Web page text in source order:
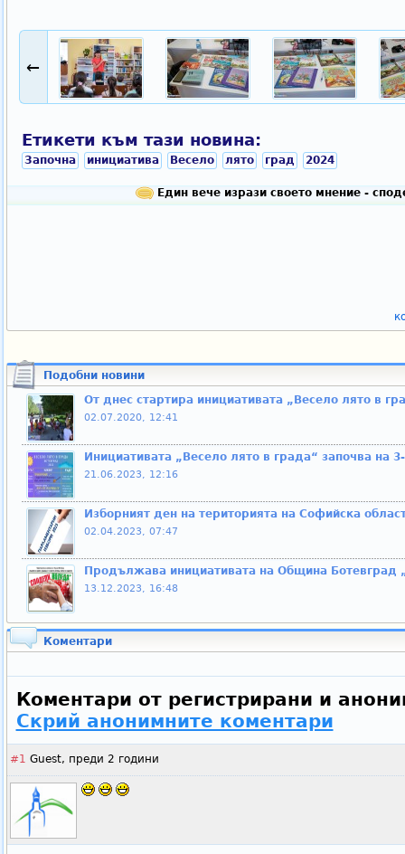
←
Етикети към тази новина:
Започна инициатива Весело лято град 2024
Един вече изрази своето мнение -
Подобни новини
От днес стартира инициативата „Весело лято в
02.07.2020, 12:41
Инициативата „Весело лято в града“ започва на
21.06.2023, 12:16
Изборният ден на територията на Софийска
02.04.2023, 07:47
Продължава инициативата на Община Ботевград
13.12.2023, 16:48
Коментари
Коментари от регистрирани и
Скрий анонимните коментари
#1 Guest, преди 2 години